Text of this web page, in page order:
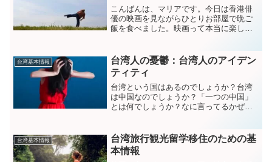
こんばんは、マリアです。今日は香港俳
優の映画を見ながらひとりお部屋で晩ご
飯を食べました。映画って本当に楽しい
ー・チェンって知ってる？最近の若い人
はジャッキー・チェンのこと...
台湾基本情報
台湾人の憂鬱：台湾人のアイデン
ティティ
台湾という国はあるのでしょうか？台湾
は中国なのでしょうか？「一つの中国」
とは何でしょうか？なに言ってるかぜん
ちのアイデンティティについて、どう考
えているかについて、私の...
台湾基本情報
台湾旅行観光留学移住のための基
本情報